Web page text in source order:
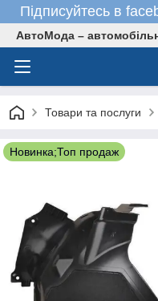
Підписуйтесь в
АвтоМода –
Товари та послуги
Новинка;Топ продаж